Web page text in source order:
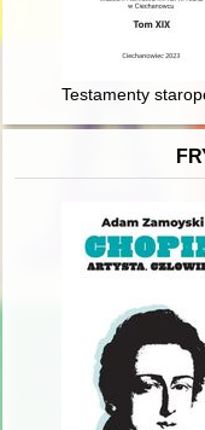
Testamenty